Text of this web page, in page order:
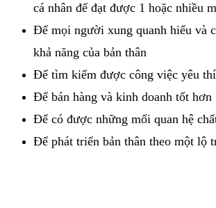
cá nhân để đạt được 1 hoặc nhiều
Để mọi người xung quanh hiểu và
khả năng của bản thân
Để tìm kiếm được công việc yêu
Để bán hàng và kinh doanh tốt hơn
Để có được những mối quan hệ
Để phát triển bản thân theo một lộ